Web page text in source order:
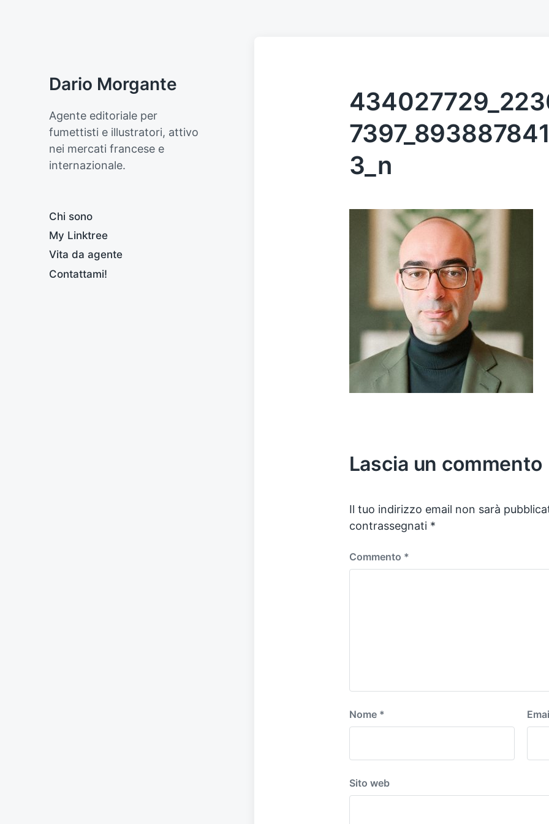
Dario Morgante
Agente editoriale per
fumettisti e illustratori, attivo
nei mercati francese e
internazionale.
Chi sono
My Linktree
Vita da agente
Contattami!
3_n
Lascia un commento
Il tuo indirizzo email non sarà
contrassegnati *
Commento *
Nome *
Sito web